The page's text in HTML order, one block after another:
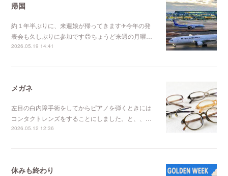
帰国
約１年半ぶりに、来週娘が帰ってきます✈今年の発
表会も久しぶりに参加です😊ちょうど来週の月曜…
2026.05.19 14:41
メガネ
左目の白内障手術をしてからピアノを弾くときには
コンタクトレンズをすることにしました。と、、…
2026.05.12 12:36
休みも終わり